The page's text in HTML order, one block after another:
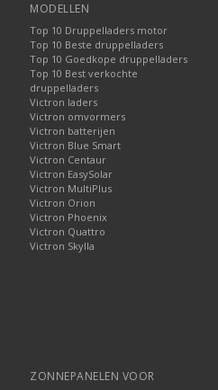
MODELLEN
Top 10 Druppelladers motor
Top 10 Beste druppelladers
Top 10 Goedkope druppelladers
Top 10 Best verkochte
druppelladers
Victron laders
Victron omvormers
Victron batterijen
Victron Blue Smart
Victron Centaur
Victron EasySolar
Victron MultiPlus
Victron Orion
Victron Phoenix
Victron Quattro
Victron Skylla
ZONNEPANELEN VOOR